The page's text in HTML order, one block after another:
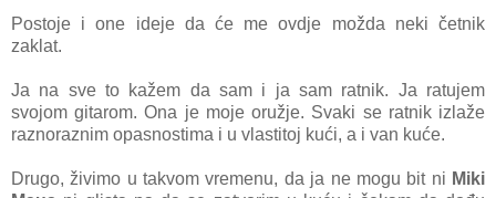
Postoje i one ideje da će me ovdje možda neki četnik
zaklat.
Ja na sve to kažem da sam i ja sam ratnik. Ja ratujem
svojom gitarom. Ona je moje oružje. Svaki se ratnik izlaže
raznoraznim opasnostima i u vlastitoj kući, a i van kuće.
Drugo, živimo u takvom vremenu, da ja ne mogu bit ni Miki